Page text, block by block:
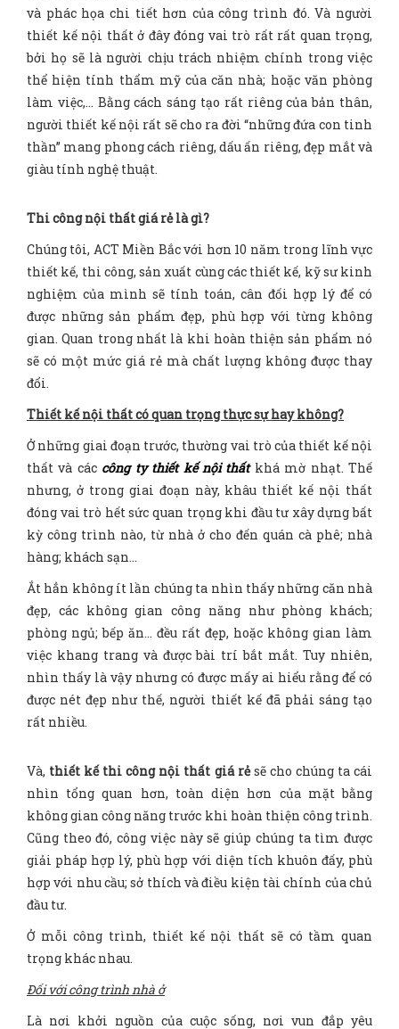
và phác họa chi tiết hơn của công trình đó. Và người
thiết kế nội thất ở đây đóng vai trò rất rất quan trọng,
bởi họ sẽ là người chịu trách nhiệm chính trong việc
thể hiện tính thẩm mỹ của căn nhà; hoặc văn phòng
làm việc,… Bằng cách sáng tạo rất riêng của bản thân,
người thiết kế nội rất sẽ cho ra đời “những đứa con tinh
thần” mang phong cách riêng, dấu ấn riêng, đẹp mắt và
giàu tính nghệ thuật.
Thi công nội thất giá rẻ là gì?
Chúng tôi, ACT Miền Bắc với hơn 10 năm trong lĩnh vực
thiết kế, thi công, sản xuất cùng các thiết kế, kỹ sư kinh
nghiệm của mình sẽ tính toán, cân đối hợp lý để có
được những sản phẩm đẹp, phù hợp với từng không
gian. Quan trong nhất là khi hoàn thiện sản phẩm nó
sẽ có một mức giá rẻ mà chất lượng không được thay
đổi.
Thiết kế nội thất có quan trọng thực sự hay không?
Ở những giai đoạn trước, thường vai trò của thiết kế nội
thất và các công ty thiết kế nội thấtkhá mờ nhạt. Thế
nhưng, ở trong giai đoạn này, khâu thiết kế nội thất
đóng vai trò hết sức quan trọng khi đầu tư xây dựng bất
kỳ công trình nào, từ nhà ở cho đến quán cà phê; nhà
hàng; khách sạn…
Ắt hẳn không ít lần chúng ta nhìn thấy những căn nhà
đẹp, các không gian công năng như phòng khách;
phòng ngủ; bếp ăn… đều rất đẹp, hoặc không gian làm
việc khang trang và được bài trí bắt mắt. Tuy nhiên,
nhìn thấy là vậy nhưng có được mấy ai hiểu rằng để có
được nét đẹp như thế, người thiết kế đã phải sáng tạo
rất nhiều.
Và, thiết kế thi công nội thất giá rẻsẽ cho chúng ta cái
nhìn tổng quan hơn, toàn diện hơn của mặt bằng
không gian công năng trước khi hoàn thiện công trình.
Cũng theo đó, công việc này sẽ giúp chúng ta tìm được
giải pháp hợp lý, phù hợp với diện tích khuôn đấy, phù
hợp với nhu cầu; sở thích và điều kiện tài chính của chủ
đầu tư.
Ở mỗi công trình, thiết kế nội thất sẽ có tầm quan
trọng khác nhau.
Đối với công trình nhà ở
Là nơi khởi nguồn của cuộc sống, nơi vun đắp yêu